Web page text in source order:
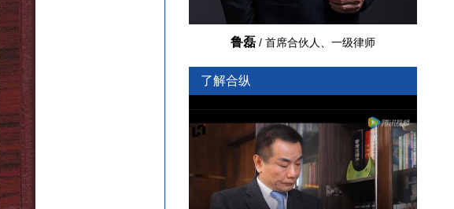
鲁磊 / 首席合伙人、一级律师
了解合纵